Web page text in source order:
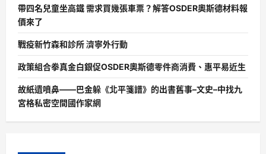
帶四名兒童坐高鐵 需求買幾張車票？解答OSDER奧斯德材料報
價來了
戰疫新竹森和診所 濟寧外行動
政策組合拳真金白銀促OSDER奧斯德零件商消費、惠平易近生
故紙遺噴鼻——巴金躲《北平箋譜》的出書舊事–文史–中找九
宮格私密空間國作家網